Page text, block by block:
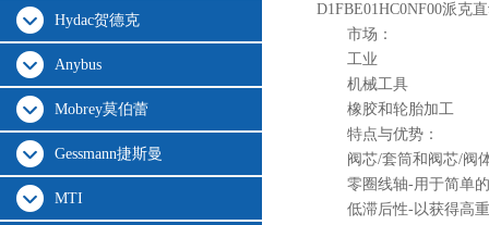
Hydac贺德克
Anybus
Mobrey莫伯蕾
Gessmann捷斯曼
MTI
D1FBE01HC0NF00派克
市场：
工业
机械工具
橡胶和轮胎加工
特点与优势：
阀芯/套筒和阀芯/阀
零圈线轴-用于简单
低滞后性-以获得高